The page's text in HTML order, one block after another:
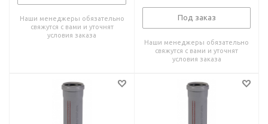
Наши менеджеры обязательно
свяжутся с вами и уточнят
условия заказа
Под заказ
Наши менеджеры обязательно
свяжутся с вами и уточнят
условия заказа